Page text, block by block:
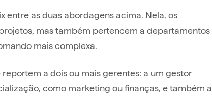
entre as duas abordagens acima. Nela, os
mas também pertencem a departamentos
mais complexa.
a dois ou mais gerentes: a um gestor
como marketing ou finanças, e também a